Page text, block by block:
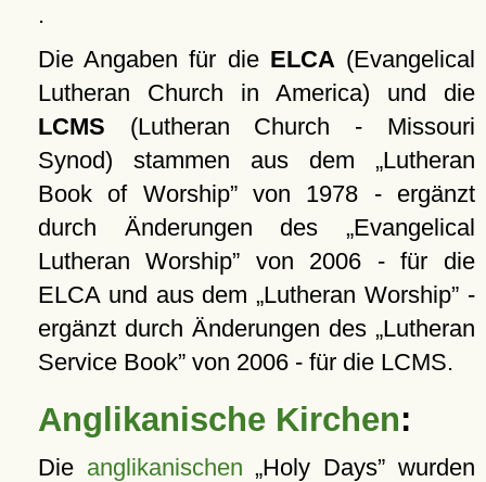
.
Die Angaben für die ELCA(Evangelical
Lutheran Church in America) und die
LCMS (Lutheran Church - Missouri
Synod) stammen aus dem
Lutheran
Book of Worship von 1978 - ergänzt
durch Änderungen des
Evangelical
Lutheran Worship
von 2006 - für die
ELCA und aus dem Lutheran Worship
-
ergänzt durch Änderungen des
Lutheran
Service Book von 2006 - für die LCMS.
Anglikanische Kirchen:
Die anglikanischen Holy Days
wurden